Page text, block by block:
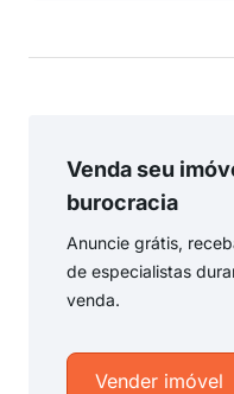
Venda seu
burocracia
Anuncie grátis,
de especialistas
venda.
Vender imóvel